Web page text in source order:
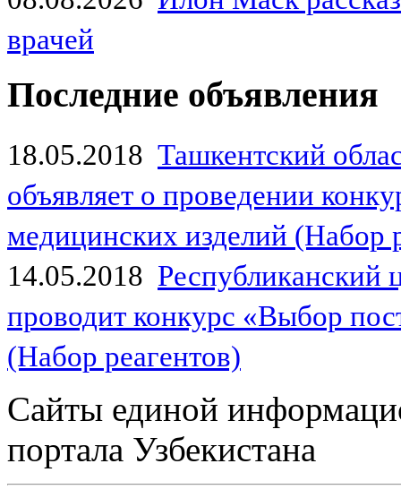
врачей
Последние объявления
18.05.2018 Ташкентский
объявляет о проведении
медицинских изделий (Набор
14.05.2018
проводит конкурс «Выбор
(Набор реагентов)
Сайты единой
портала Узбекистана